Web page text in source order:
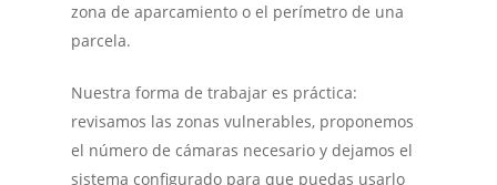
zona de aparcamiento o el perímetro de una
parcela.
Nuestra forma de trabajar es práctica:
revisamos las zonas vulnerables, proponemos
el número de cámaras necesario y dejamos el
sistema configurado para que puedas usarlo